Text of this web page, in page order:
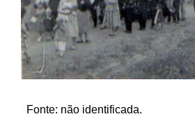
Fonte: não identificada.